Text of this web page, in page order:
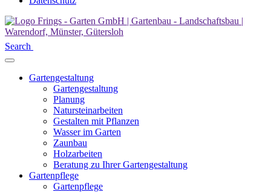
Search
Gartengestaltung
Gartengestaltung
Planung
Natursteinarbeiten
Gestalten mit Pflanzen
Wasser im Garten
Zaunbau
Holzarbeiten
Beratung zu Ihrer Gartengestaltung
Gartenpflege
Gartenpflege